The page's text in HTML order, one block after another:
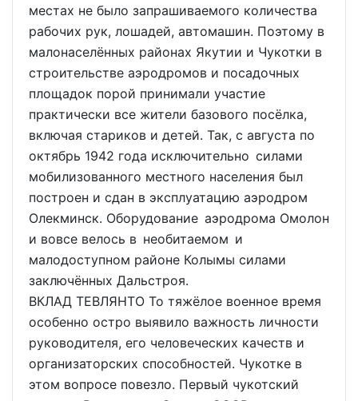
местах не было запрашиваемого количества
рабочих рук, лошадей, автомашин. Поэтому в
малонаселённых районах Якутии и Чукотки в
строительстве аэродромов и посадочных
площадок порой принимали участие
практически все жители базового посёлка,
включая стариков и детей. Так, с августа по
октябрь 1942 года исключительно силами
мобилизованного местного населения был
построен и сдан в эксплуатацию аэродром
Олекминск. Оборудование аэродрома Омолон
и вовсе велось в необитаемом и
малодоступном районе Колымы силами
заключённых Дальстроя.
ВКЛАД ТЕВЛЯНТО То тяжёлое военное время
особенно остро выявило важность личности
руководителя, его человеческих качеств и
организаторских способностей. Чукотке в
этом вопросе повезло. Первый чукотский